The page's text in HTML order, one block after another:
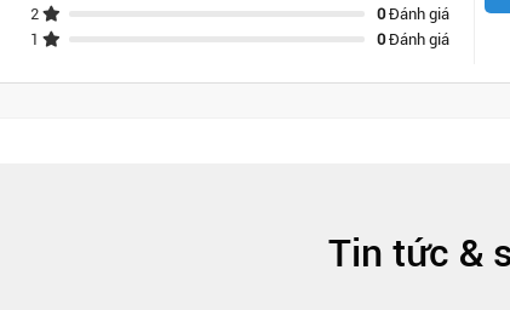
2
0Đánh giá
1
0Đánh giá
Tin tức &